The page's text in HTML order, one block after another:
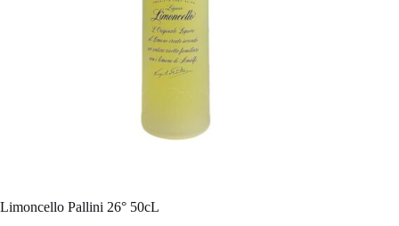
Limoncello Pallini 26° 50cL